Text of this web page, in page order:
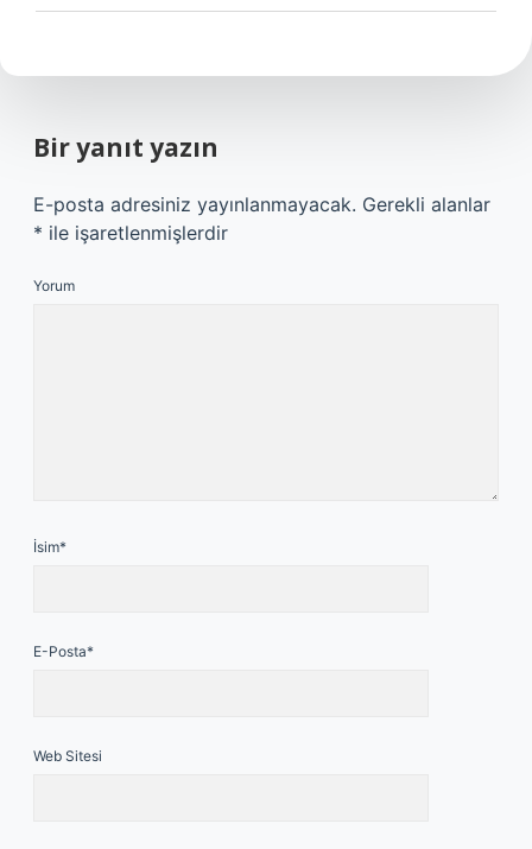
Bir yanıt yazın
E-posta adresiniz yayınlanmayacak. Gerekli alanlar
* ile işaretlenmişlerdir
Yorum
İsim*
E-Posta*
Web Sitesi